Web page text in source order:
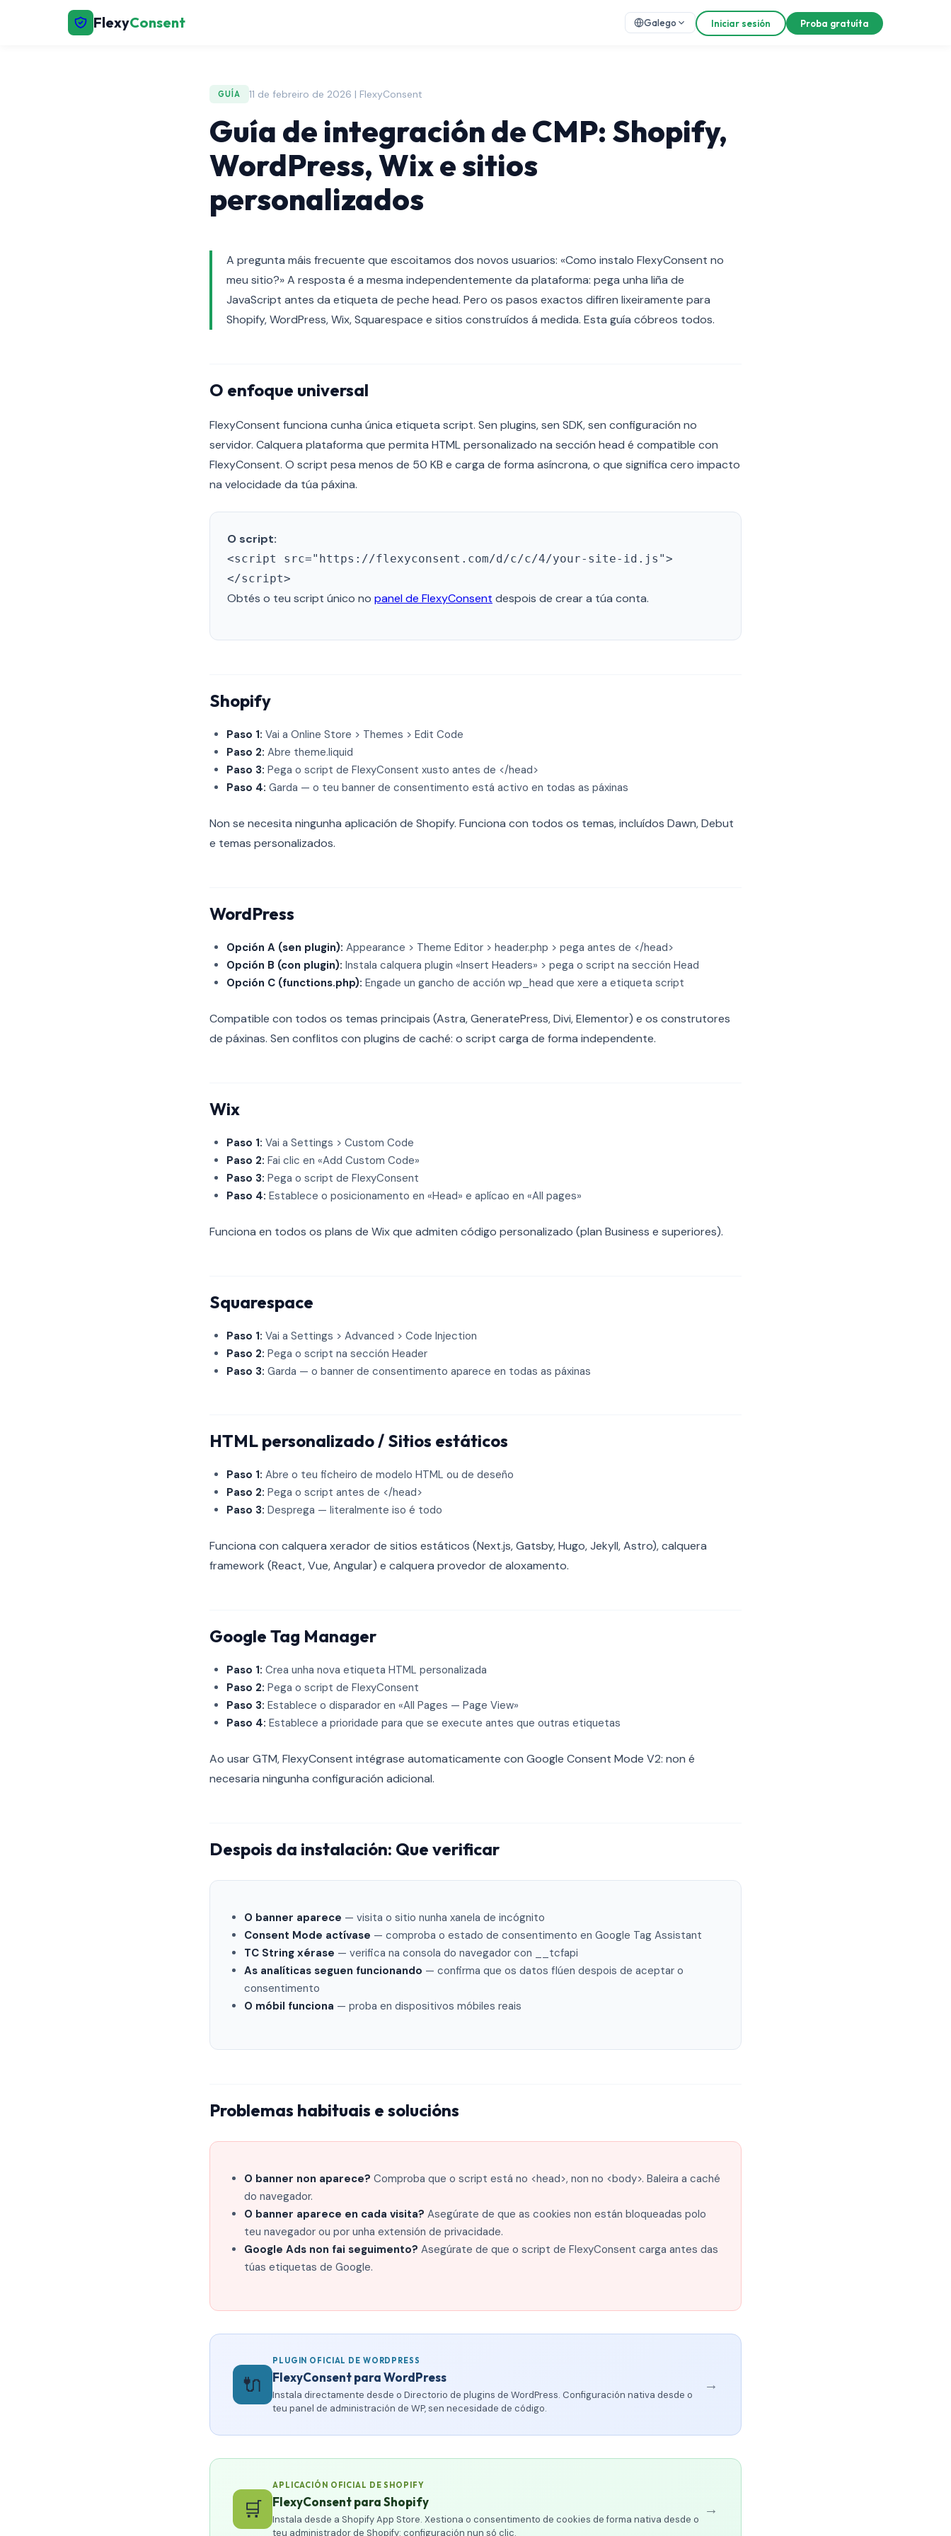
FlexyConsent Galego Iniciar sesión Proba gratuíta
GUÍA 11 de febreiro de 2026 | FlexyConsent
Guía de integración de CMP: Shopify,
WordPress, Wix e sitios
personalizados
A pregunta máis frecuente que escoitamos dos novos usuarios: «Como instalo FlexyConsent no
meu sitio?» A resposta é a mesma independentemente da plataforma: pega unha liña de
JavaScript antes da etiqueta de peche head. Pero os pasos exactos difiren lixeiramente para
Shopify, WordPress, Wix, Squarespace e sitios construídos á medida. Esta guía cóbreos todos.
O enfoque universal
FlexyConsent funciona cunha única etiqueta script. Sen plugins, sen SDK, sen configuración no
servidor. Calquera plataforma que permita HTML personalizado na sección head é compatible con
FlexyConsent. O script pesa menos de 50 KB e carga de forma asíncrona, o que significa cero impacto
na velocidade da túa páxina.
O script:
<script src="https://flexyconsent.com/d/c/c/4/your-site-id.js">
</script>
Obtés o teu script único no panel de FlexyConsent despois de crear a túa conta.
Shopify
Paso 1: Vai a Online Store > Themes > Edit Code
Paso 2: Abre theme.liquid
Paso 3: Pega o script de FlexyConsent xusto antes de </head>
Paso 4: Garda — o teu banner de consentimento está activo en todas as páxinas
Non se necesita ningunha aplicación de Shopify. Funciona con todos os temas, incluídos Dawn, Debut
e temas personalizados.
WordPress
Opción A (sen plugin): Appearance > Theme Editor > header.php > pega antes de </head>
Opción B (con plugin): Instala calquera plugin «Insert Headers» > pega o script na sección Head
Opción C (functions.php): Engade un gancho de acción wp_head que xere a etiqueta script
Compatible con todos os temas principais (Astra, GeneratePress, Divi, Elementor) e os construtores
de páxinas. Sen conflitos con plugins de caché: o script carga de forma independente.
Wix
Paso 1: Vai a Settings > Custom Code
Paso 2: Fai clic en «Add Custom Code»
Paso 3: Pega o script de FlexyConsent
Paso 4: Establece o posicionamento en «Head» e aplícao en «All pages»
Funciona en todos os plans de Wix que admiten código personalizado (plan Business e superiores).
Squarespace
Paso 1: Vai a Settings > Advanced > Code Injection
Paso 2: Pega o script na sección Header
Paso 3: Garda — o banner de consentimento aparece en todas as páxinas
HTML personalizado / Sitios estáticos
Paso 1: Abre o teu ficheiro de modelo HTML ou de deseño
Paso 2: Pega o script antes de </head>
Paso 3: Desprega — literalmente iso é todo
Funciona con calquera xerador de sitios estáticos (Next.js, Gatsby, Hugo, Jekyll, Astro), calquera
framework (React, Vue, Angular) e calquera provedor de aloxamento.
Google Tag Manager
Paso 1: Crea unha nova etiqueta HTML personalizada
Paso 2: Pega o script de FlexyConsent
Paso 3: Establece o disparador en «All Pages — Page View»
Paso 4: Establece a prioridade para que se execute antes que outras etiquetas
Ao usar GTM, FlexyConsent intégrase automaticamente con Google Consent Mode V2: non é
necesaria ningunha configuración adicional.
Despois da instalación: Que verificar
O banner aparece — visita o sitio nunha xanela de incógnito
Consent Mode actívase — comproba o estado de consentimento en Google Tag Assistant
TC String xérase — verifica na consola do navegador con __tcfapi
As analíticas seguen funcionando — confirma que os datos flúen despois de aceptar o
consentimento
O móbil funciona — proba en dispositivos móbiles reais
Problemas habituais e solucións
O banner non aparece? Comproba que o script está no <head>, non no <body>. Baleira a caché
do navegador.
O banner aparece en cada visita? Asegúrate de que as cookies non están bloqueadas polo
teu navegador ou por unha extensión de privacidade.
Google Ads non fai seguimento? Asegúrate de que o script de FlexyConsent carga antes das
túas etiquetas de Google.
🔌
PLUGIN OFICIAL DE WORDPRESS
FlexyConsent para WordPress
Instala directamente desde o Directorio de plugins de WordPress. Configuración nativa desde o
teu panel de administración de WP, sen necesidade de código.
→
🛒
APLICACIÓN OFICIAL DE SHOPIFY
FlexyConsent para Shopify
Instala desde a Shopify App Store. Xestiona o consentimento de cookies de forma nativa desde o
teu administrador de Shopify: configuración nun só clic.
→